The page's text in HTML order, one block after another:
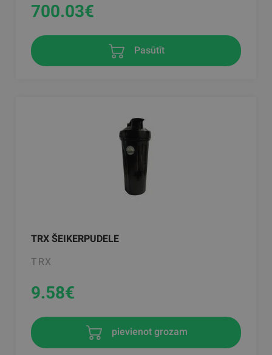
700.03€
Pasūtīt
TRX ŠEIKERPUDELE
TRX
9.58€
pievienot grozam